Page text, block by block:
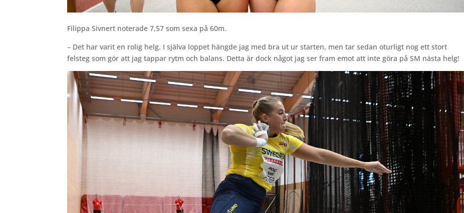
Filippa Sivnert noterade 7,57 som sexa på 60m.
– Det har varit en rolig helg. I själva loppet hängde jag med bra ut ur starten, men tar sedan oturligt nog ett stort
felsteg som gör att jag tappar rytm och balans. Detta är dock något jag ser fram emot att inte göra på SM nästa helg!